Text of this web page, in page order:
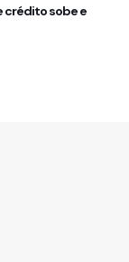
crédito sobe e